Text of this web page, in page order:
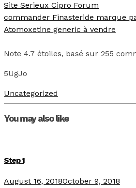
Site Serieux Cipro Forum
commander Finasteride marque
Atomoxetine generic à vendre
Note 4.7 étoiles, basé sur 255
5UgJo
Uncategorized
You may also like
Step 1
August 16, 2018October 9, 2018